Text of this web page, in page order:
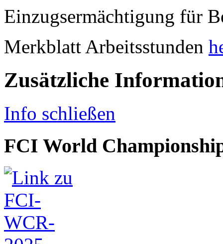
Einzugsermächtigung für
Merkblatt Arbeitsstunden
Zusätzliche
Info schließen
FCI World